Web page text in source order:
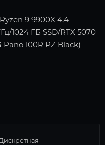
9 9900X 4,4
1024 ГБ SSD/RTX 5070
100R PZ Black)